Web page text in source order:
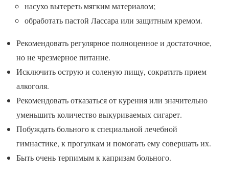
насухо вытереть мягким материалом;
обработать пастой Лассара или защитным кремом.
Рекомендовать регулярное полноценное и достаточное,
но не чрезмерное питание.
Исключить острую и соленую пищу, сократить прием
алкоголя.
Рекомендовать отказаться от курения или значительно
уменьшить количество выкуриваемых сигарет.
Побуждать больного к специальной лечебной
гимнастике, к прогулкам и помогать ему совершать их.
Быть очень терпимым к капризам больного.